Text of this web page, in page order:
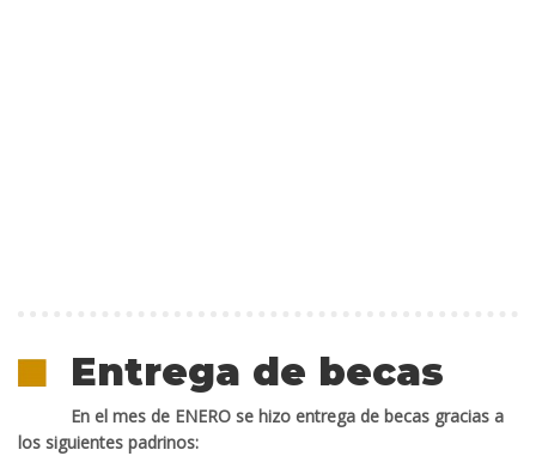
Entrega de becas
En el mes de ENERO se hizo entrega de becas gracias a
los siguientes padrinos: